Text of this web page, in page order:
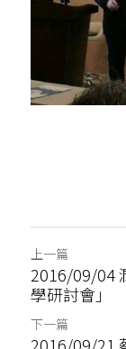
外科產品
血球細
上一篇
2016/09/04
學研討會」
下一篇